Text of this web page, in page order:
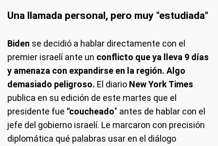
Una llamada personal, pero muy "estudiada"
Biden se decidió a hablar directamente con el
premier israelí ante un conflicto que ya lleva 9 días
y amenaza con expandirse en la región. Algo
demasiado peligroso. El diario New York Times
publica en su edición de este martes que el
presidente fue "coucheado" antes de hablar con el
jefe del gobierno israelí. Le marcaron con precisión
diplomática qué palabras usar en el diálogo